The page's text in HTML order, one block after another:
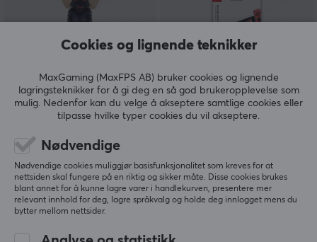
Cable Guys
Gremlin Mobil- &
Kontrollholderen
(0)
299 kr
Hori
Blue Light
(0)
Cookies og lignende teknikker
MaxGaming (MaxFPS AB) bruker cookies og lignende
lagringsteknikker for å gi deg en så god brukeropplevelse som
mulig. Nedenfor kan du velge å akseptere samtlige cookies eller
tilpasse hvilke typer cookies du vil akseptere.
Nødvendige
Nødvendige cookies muliggjør basisfunksjonalitet som kreves for at
nettsiden skal fungere på en riktig og sikker måte. Disse cookies brukes
blant annet for å kunne lagre varer i handlekurven, presentere mer
relevant innhold for deg, lagre språkvalg og holde deg innlogget mens du
bytter mellom nettsider.